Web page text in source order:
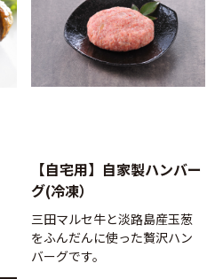
【自宅用】自家製ハンバー
グ(冷凍）
三田マルセ牛と淡路島産玉葱
をふんだんに使った贅沢ハン
バーグです。